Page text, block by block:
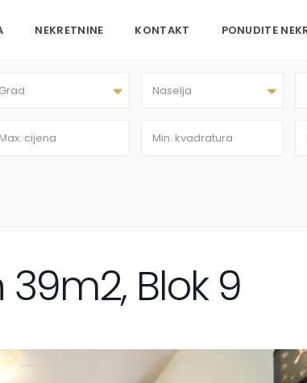
NEKRETNINE KONTAKT PONUDITE
Grad Naselja
Blok 9